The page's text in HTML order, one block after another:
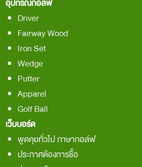
อุปกรณ์กอล์ฟ
Driver
Fairway Wood
Iron Set
Wedge
Putter
Apparel
Golf Ball
เว็บบอร์ด
พูดคุยทั่วไป ภาษากอล์ฟ
ประกาศต้องการชื้อ